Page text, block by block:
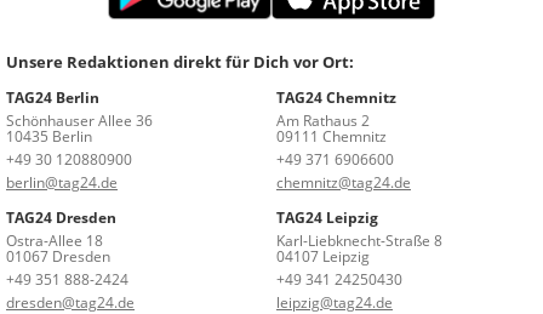
Unsere Redaktionen direkt für Dich vor Ort:
TAG24 Berlin
Schönhauser Allee 36
10435 Berlin
+49 30 120880900
berlin@tag24.de
TAG24 Chemnitz
Am Rathaus 2
09111 Chemnitz
+49 371 6906600
chemnitz@tag24.de
TAG24 Dresden
Ostra-Allee 18
01067 Dresden
+49 351 888-2424
dresden@tag24.de
TAG24 Leipzig
Karl-Liebknecht-Straße 8
04107 Leipzig
+49 341 24250430
leipzig@tag24.de